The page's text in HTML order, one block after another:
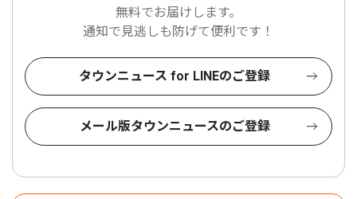
無料でお届けします。
通知で見逃しも防げて便利です！
タウンニュース for LINEのご登録
メール版タウンニュースのご登録